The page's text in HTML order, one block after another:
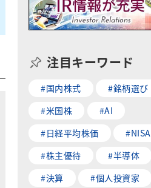
注目キーワード
#国内株式
#銘柄選び
#米国株
#AI
#日経平均株価
#NISA
#株主優待
#半導体
#決算
#個人投資家